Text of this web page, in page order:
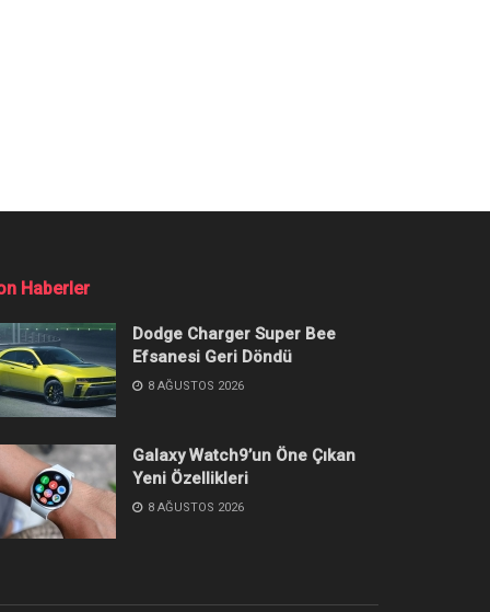
Yapılır?
adımları deneyin.